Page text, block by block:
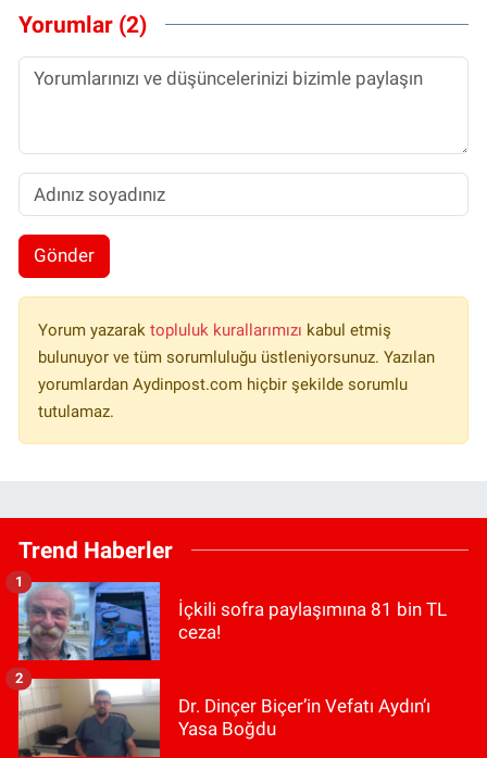
Yorumlar (2)
Gönder
Yorum yazarak topluluk kurallarımızı kabul etmiş
bulunuyor ve tüm sorumluluğu üstleniyorsunuz. Yazılan
yorumlardan Aydinpost.com hiçbir şekilde sorumlu
tutulamaz.
Trend Haberler
İçkili sofra paylaşımına 81 bin TL
ceza!
1
Dr. Dinçer Biçer’in Vefatı Aydın’ı
Yasa Boğdu
2